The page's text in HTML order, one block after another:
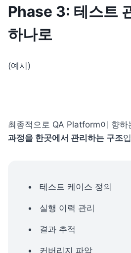
Phase 3: 테스트
하나로
(예시)
최종적으로 QA Platform이 향하
과정을 한곳에서 관리하는 구조
테스트 케이스 정의
실행 이력 관리
결과 추적
커버리지 파악